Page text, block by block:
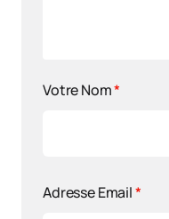
Votre Nom*
Adresse Email*